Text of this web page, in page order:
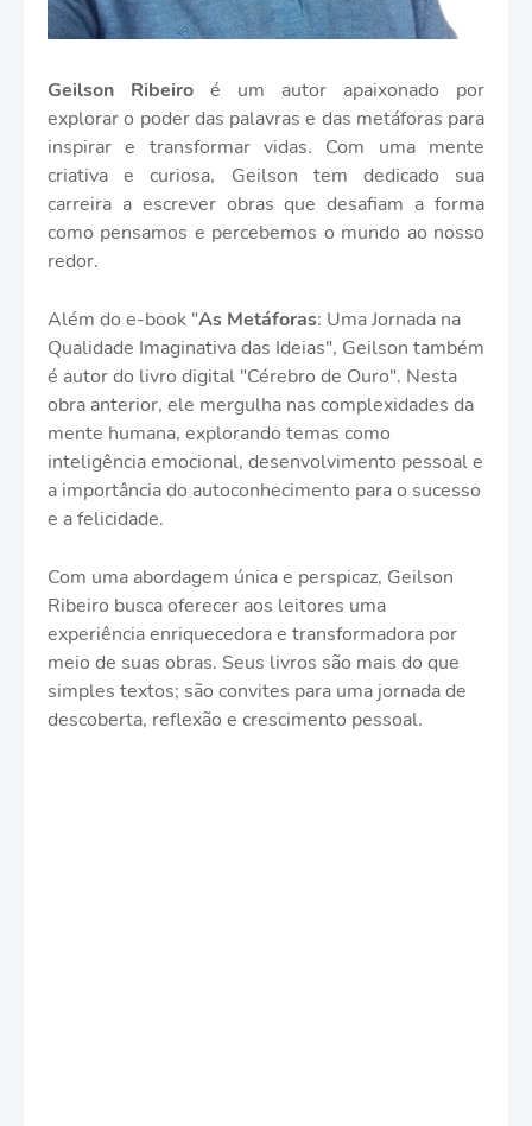
Geilson Ribeiro é um autor apaixonado por
explorar o poder das palavras e das metáforas para
inspirar e transformar vidas. Com uma mente
criativa e curiosa, Geilson tem dedicado sua
carreira a escrever obras que desafiam a forma
como pensamos e percebemos o mundo ao nosso
redor.
Além do e-book "As Metáforas: Uma Jornada na
Qualidade Imaginativa das Ideias", Geilson também
é autor do livro digital "Cérebro de Ouro". Nesta
obra anterior, ele mergulha nas complexidades da
mente humana, explorando temas como
inteligência emocional, desenvolvimento pessoal e
a importância do autoconhecimento para o sucesso
e a felicidade.
Com uma abordagem única e perspicaz, Geilson
Ribeiro busca oferecer aos leitores uma
experiência enriquecedora e transformadora por
meio de suas obras. Seus livros são mais do que
simples textos; são convites para uma jornada de
descoberta, reflexão e crescimento pessoal.